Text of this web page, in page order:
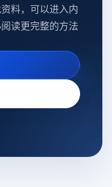
料，可以进入内
读更完整的方法